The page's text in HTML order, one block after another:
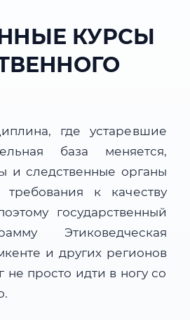
КУРСЫ
где устаревшие
база меняется,
и следственные органы
к качеству
государственный
Этиковедческая
и других регионов
просто идти в ногу со